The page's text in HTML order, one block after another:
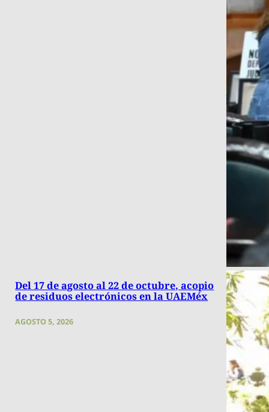
Del 17 de agosto al 22 de octubre, acopio
de residuos electrónicos en la UAEMéx
AGOSTO 5, 2026